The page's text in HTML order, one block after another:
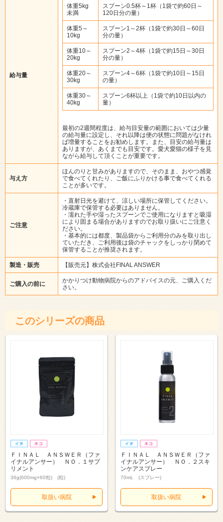
給与量
体重5kg
未満
スプーン0.5杯～1杯（1袋で約60日～
120日分の量）
体重5～
10kg
スプーン1～2杯（1袋で約30日～60日
分の量）
体重10～
20kg
スプーン2～4杯（1袋で約15日～30日
分の量）
体重20～
30kg
スプーン4～6杯（1袋で約10日～15日
の量）
体重30～
40kg
スプーン6杯以上（1袋で約10日以内の
量）
最初の2週間程度は、給与目安量の範囲においては少量
の給与量に設定し、それ以降は便の状態に問題がなけれ
ば増量することをお勧めします。また、目安の給与量は
ありますが、あくまでも目安です。愛犬愛猫の様子を見
ながら給与して頂くことが重要です。
与え方
ほんのりと甘みがありますので、そのまま、おやつ感覚
で食べてくれたり、ご飯にふりかける事で食べてくれる
ことが多いです。
ご注意
・直射日光を避けて、涼しい場所に保管してください。
冷蔵庫で保管する必要はありません。
・濡れた手や湿ったスプーンでご使用になりますと吸湿
により固まる場合がありますのでお取り扱いにご注意く
ださい。
・基本的には都度、製品袋からご利用分のみを取り出し
ていただき、ご利用後は袋のチャックをしっかり閉めて
保管することが推奨されます。
製造・販売 【販売元】株式会社FINAL ANSWER
ご購入の前に
かかりつけ動物病院からのアドバイスの元、ご購入くだ
さい。
このシリーズの商品
ＦＩＮＡＬ ＡＮＳＷＥＲ（ファ
イナルアンサー） ＮＯ．１サプ
リメント
36g(600mg×60粒) (粒)
取扱い病院
ＦＩＮＡＬ ＡＮＳＷＥＲ（ファ
イナルアンサー） ＮＯ．２スキ
ンケアスプレー
70mL (スプレー)
取扱い病院